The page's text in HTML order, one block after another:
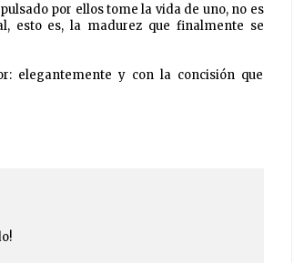
por ellos tome la vida de uno, no es
esto es, la madurez que finalmente se
elegantemente y con la concisión que